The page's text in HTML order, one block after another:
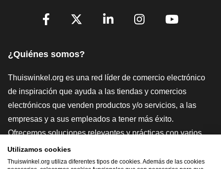
[_General:SocialMediaTitle]
¿Quiénes somos?
Thuiswinkel.org es una red líder de comercio electrónico
de inspiración que ayuda a las tiendas y comercios
electrónicos que venden productos y/o servicios, a las
empresas y a sus empleados a tener más éxito.
Ofrecemos soluciones relevantes y prácticas con varios
sellos de confianza, Thuiswinkel Reviews, herramientas y
asesoramiento jurídico, defensa, estudios de mercado, y
Utilizamos cookies
Thuiswinkel.org utiliza diferentes tipos de cookies. Además de las cookies